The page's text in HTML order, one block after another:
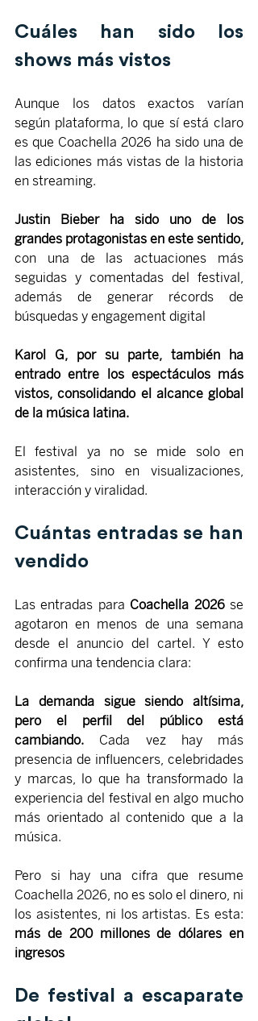
Cuáles han sido los
shows más vistos
Aunque los datos exactos varían
según plataforma, lo que sí está claro
es que Coachella 2026 ha sido una de
las ediciones más vistas de la historia
en streaming.
Justin Bieber ha sido uno de los
grandes protagonistas en este sentido,
con una de las actuaciones más
seguidas y comentadas del festival,
además de generar récords de
búsquedas y engagement digital
Karol G, por su parte, también ha
entrado entre los espectáculos más
vistos, consolidando el alcance global
de la música latina.
El festival ya no se mide solo en
asistentes, sino en visualizaciones,
interacción y viralidad.
Cuántas entradas se han
vendido
Las entradas para Coachella 2026 se
agotaron en menos de una semana
desde el anuncio del cartel. Y esto
confirma una tendencia clara:
La demanda sigue siendo altísima,
pero el perfil del público está
cambiando. Cada vez hay más
presencia de influencers, celebridades
y marcas, lo que ha transformado la
experiencia del festival en algo mucho
más orientado al contenido que a la
música.
Pero si hay una cifra que resume
Coachella 2026, no es solo el dinero, ni
más de 200 millones de dólares en
ingresos
De festival a escaparate